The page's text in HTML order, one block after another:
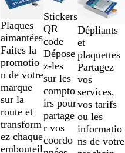
Plaques
aimantées
Faites la
promotio
n de votre
marque
sur la
route et
transform
ez chaque
embouteil
Stickers
QR
code
Dépose
z-les
sur les
compto
irs pour
partage
r vos
coordo
Dépliants
et
plaquettes
Partagez
vos
services,
vos tarifs
ou les
informatio
ns de votre